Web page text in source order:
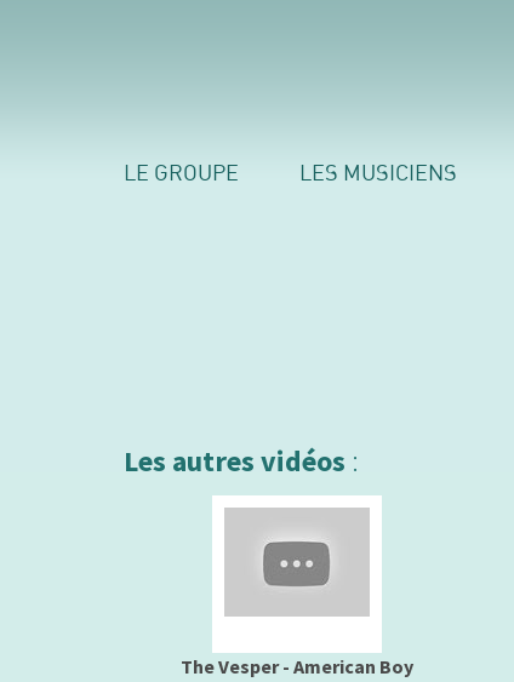
LE GROUPE LES MUSICIENS
Les autres vidéos :
The Vesper - American Boy